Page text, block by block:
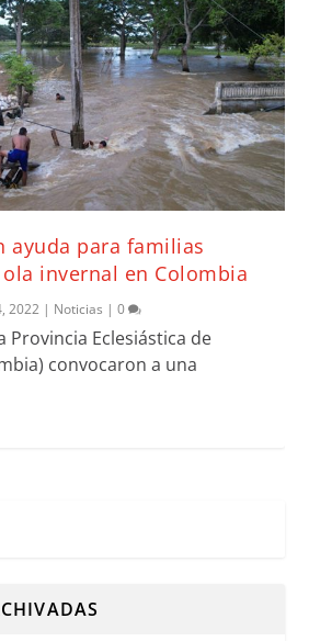
ayuda para familias
invernal en Colombia
2022 | Noticias |0
Provincia Eclesiástica de
convocaron a una